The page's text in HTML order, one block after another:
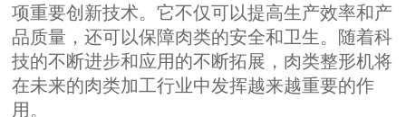
项重要创新技术。它不仅可以提高生产效率和产
品质量，还可以保障肉类的安全和卫生。随着科
技的不断进步和应用的不断拓展，肉类整形机将
在未来的肉类加工行业中发挥越来越重要的作
用。